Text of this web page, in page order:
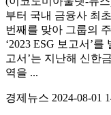
부터 국내 금융사 최
번째를 맞아 그룹의
‘2023 ESG 보고서’를
고서’는 지난해 신한
역을 ...
경제뉴스 2024-08-01